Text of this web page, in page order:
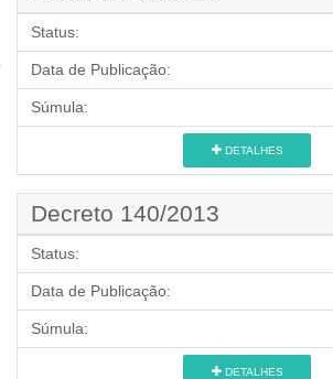
Status:
Data de Publicação:
Súmula:
DETALHES
Decreto 140/2013
Status:
Data de Publicação:
Súmula:
DETALHES